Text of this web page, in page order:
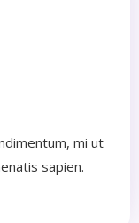
mi ut
sapien.